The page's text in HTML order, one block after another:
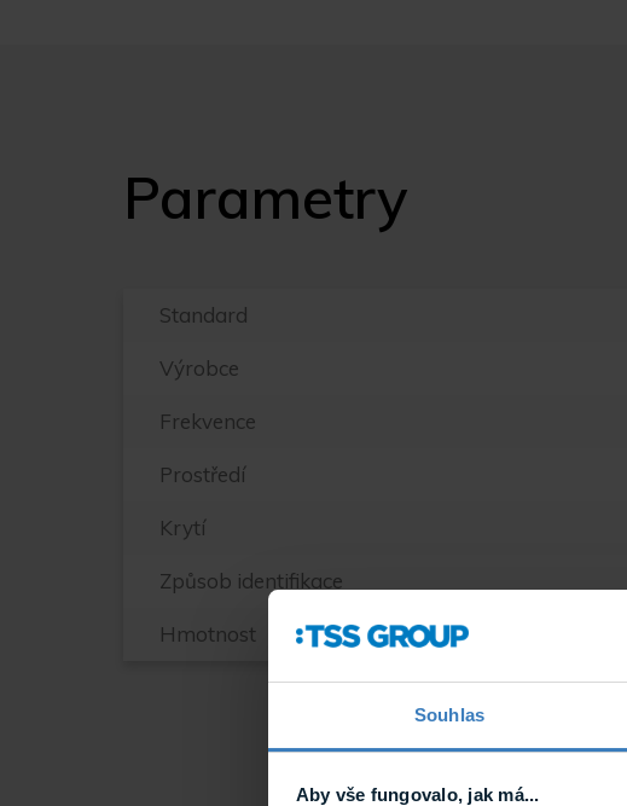
Souhlas
Aby vše fungovalo, jak má...
Parametry
Standard
Výrobce
Frekvence
Prostředí
Krytí
Způsob identifikace
Hmotnost